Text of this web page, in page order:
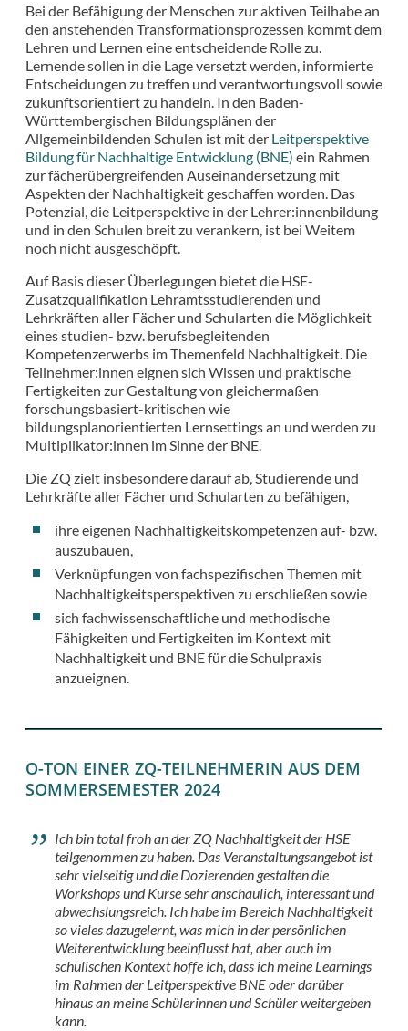
Bei der Befähigung der Menschen zur aktiven Teilhabe an
den anstehenden Transformationsprozessen kommt dem
Lehren und Lernen eine entscheidende Rolle zu.
Lernende sollen in die Lage versetzt werden, informierte
Entscheidungen zu treffen und verantwortungsvoll sowie
zukunftsorientiert zu handeln. In den Baden-
Württembergischen Bildungsplänen der
Allgemeinbildenden Schulen ist mit der Leitperspektive
Bildung für Nachhaltige Entwicklung (BNE) ein Rahmen
zur fächerübergreifenden Auseinandersetzung mit
Aspekten der Nachhaltigkeit geschaffen worden. Das
Potenzial, die Leitperspektive in der Lehrer:innenbildung
und in den Schulen breit zu verankern, ist bei Weitem
noch nicht ausgeschöpft.
Auf Basis dieser Überlegungen bietet die HSE-
Zusatzqualifikation Lehramtsstudierenden und
Lehrkräften aller Fächer und Schularten die Möglichkeit
eines studien- bzw. berufsbegleitenden
Kompetenzerwerbs im Themenfeld Nachhaltigkeit. Die
Teilnehmer:innen eignen sich Wissen und praktische
Fertigkeiten zur Gestaltung von gleichermaßen
forschungsbasiert-kritischen wie
bildungsplanorientierten Lernsettings an und werden zu
Multiplikator:innen im Sinne der BNE.
Die ZQ zielt insbesondere darauf ab, Studierende und
Lehrkräfte aller Fächer und Schularten zu befähigen,
ihre eigenen Nachhaltigkeitskompetenzen auf- bzw.
auszubauen,
Verknüpfungen von fachspezifischen Themen mit
Nachhaltigkeitsperspektiven zu erschließen sowie
sich fachwissenschaftliche und methodische
Fähigkeiten und Fertigkeiten im Kontext mit
Nachhaltigkeit und BNE für die Schulpraxis
anzueignen.
O-TON EINER ZQ-TEILNEHMERIN AUS DEM
SOMMERSEMESTER 2024
Ich bin total froh an der ZQ Nachhaltigkeit der HSE
teilgenommen zu haben. Das Veranstaltungsangebot ist
sehr vielseitig und die Dozierenden gestalten die
Workshops und Kurse sehr anschaulich, interessant und
abwechslungsreich. Ich habe im Bereich Nachhaltigkeit
so vieles dazugelernt, was mich in der persönlichen
Weiterentwicklung beeinflusst hat, aber auch im
schulischen Kontext hoffe ich, dass ich meine Learnings
im Rahmen der Leitperspektive BNE oder darüber
hinaus an meine Schülerinnen und Schüler weitergeben
kann.